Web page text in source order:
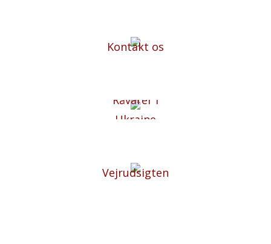
Kontakt os
Råvarer i
Ukraine
Vejrudsigten